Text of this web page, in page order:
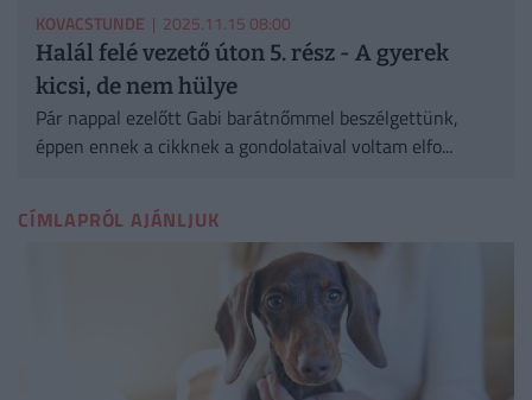
KOVACSTUNDE | 2025.11.15 08:00
Halál felé vezető úton 5. rész - A gyerek
kicsi, de nem hülye
Pár nappal ezelőtt Gabi barátnőmmel beszélgettünk,
éppen ennek a cikknek a gondolataival voltam elfo...
CÍMLAPRÓL AJÁNLJUK